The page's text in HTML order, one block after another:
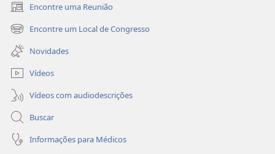
Encontre uma Reunião
(abre
nova
janela)
Encontre um Local de Congresso
(abre
nova
janela)
Novidades
Vídeos
Vídeos com audiodescrições
Buscar
Informações para Médicos